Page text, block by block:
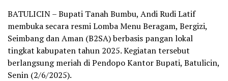
BATULICIN – Bupati Tanah Bumbu, Andi Rudi Latif
membuka secara resmi Lomba Menu Beragam, Bergizi,
Seimbang dan Aman (B2SA) berbasis pangan lokal
tingkat kabupaten tahun 2025. Kegiatan tersebut
berlangsung meriah di Pendopo Kantor Bupati, Batulicin,
Senin (2/6/2025).